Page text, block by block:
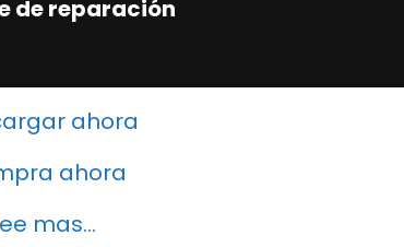
de reparación
ahora
ahora
mas...